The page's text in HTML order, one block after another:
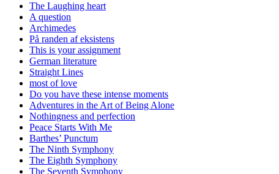
The Laughing heart
A question
Archimedes
På randen af eksistens
This is your assignment
German literature
Straight Lines
most of love
Do you have these intense moments
Adventures in the Art of Being Alone
Nothingness and perfection
Peace Starts With Me
Barthes’ Punctum
The Ninth Symphony
The Eighth Symphony
The Seventh Symphony